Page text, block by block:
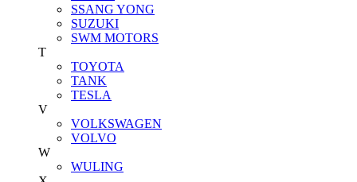
SSANG YONG
SUZUKI
SWM MOTORS
T
TOYOTA
TANK
TESLA
V
VOLKSWAGEN
VOLVO
W
WULING